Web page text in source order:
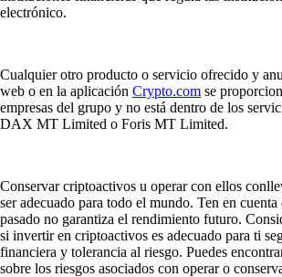
electrónico.
Cualquier otro producto o servicio ofrecido y
web o en la aplicación Crypto.com se
empresas del grupo y no está dentro de los
DAX MT Limited o Foris MT Limited.
Conservar criptoactivos u operar con ellos
ser adecuado para todo el mundo. Ten en
pasado no garantiza el rendimiento futuro.
si invertir en criptoactivos es adecuado para ti
financiera y tolerancia al riesgo. Puedes
sobre los riesgos asociados con operar o